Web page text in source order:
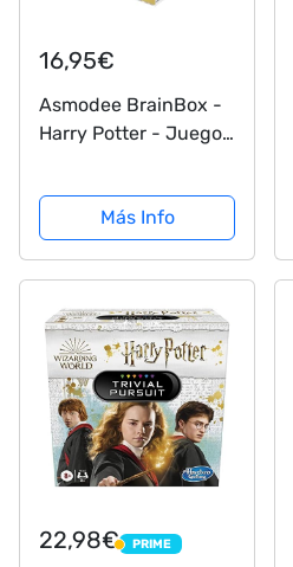
16,95€
Asmodee BrainBox -
Harry Potter - Juego
Más Info
22,98€ PRIME
PRIME